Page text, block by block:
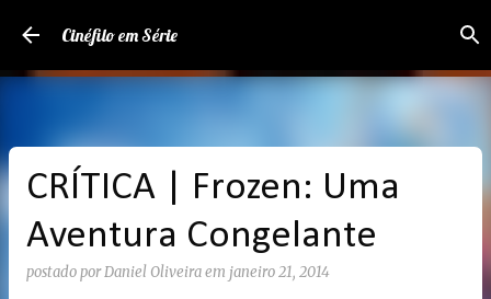
Pular para o conteúdo principal
Cinéfilo em Série
CRÍTICA | Frozen: Uma
Aventura Congelante
postado porDaniel Oliveiraem janeiro 21, 2014